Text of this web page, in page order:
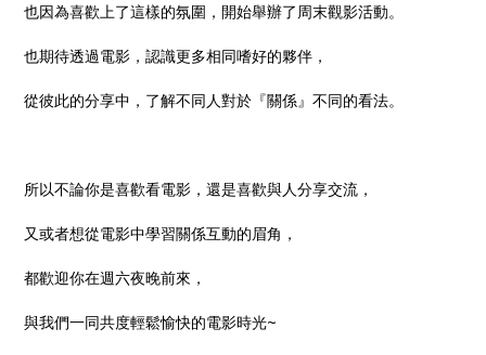
也因為喜歡上了這樣的氛圍，開始舉辦了周末觀影活動。
也期待透過電影，認識更多相同嗜好的夥伴，
從彼此的分享中，了解不同人對於『關係』不同的看法。
所以不論你是喜歡看電影，還是喜歡與人分享交流，
又或者想從電影中學習關係互動的眉角，
都歡迎你在週六夜晚前來，
與我們一同共度輕鬆愉快的電影時光~